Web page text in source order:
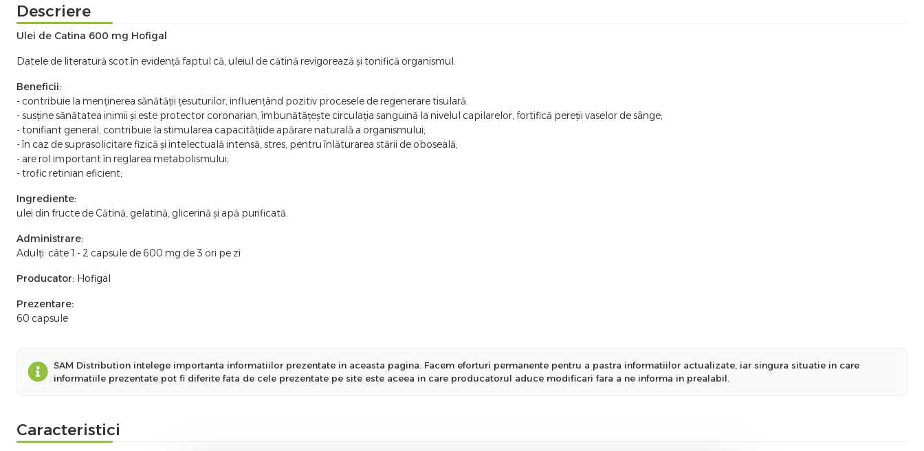
Descriere
Ulei de Catina 600 mg Hofigal
Datele de literatură scot în evidenţă faptul că, uleiul de cătină revigorează şi tonifică organismul.
Beneficii:
- contribuie la menţinerea sănătăţii ţesuturilor, influenţând pozitiv procesele de regenerare tisulară.
- susţine sănătatea inimii şi este protector coronarian, îmbunătăţeşte circulaţia sanguină la nivelul capilarelor, fortifică pereţii vaselor de sânge;
- tonifiant general, contribuie la stimularea capacităţiide apărare naturală a organismului;
- în caz de suprasolicitare fizică şi intelectuală intensă, stres, pentru înlăturarea stării de oboseală;
- are rol important în reglarea metabolismului;
- trofic retinian eficient;
Ingrediente:
ulei din fructe de Cătină, gelatină, glicerină și apă purificată.
Administrare:
Adulţi: câte 1 - 2 capsule de 600 mg de 3 ori pe zi
Producator: Hofigal
Prezentare:
60 capsule
SAM Distribution intelege importanta informatiilor prezentate in aceasta pagina. Facem eforturi permanente pentru a pastra informatiilor actualizate, iar singura situatie in care
informatiile prezentate pot fi diferite fata de cele prezentate pe site este aceea in care producatorul aduce modificari fara a ne informa in prealabil.
Caracteristici